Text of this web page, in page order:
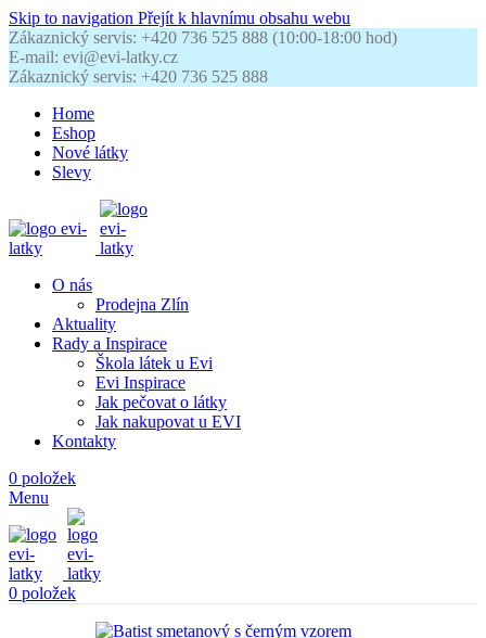
Skip to navigation Přejít k hlavnímu obsahu webu
Zákaznický servis: +420 736 525 888 (10:00-18:00 hod)
E-mail: evi@evi-latky.cz
Zákaznický servis: +420 736 525 888
Home
Eshop
Nové látky
Slevy
O nás
Prodejna Zlín
Aktuality
Rady a Inspirace
Škola látek u Evi
Evi Inspirace
Jak pečovat o látky
Jak nakupovat u EVI
Kontakty
0 položek
Menu
0 položek